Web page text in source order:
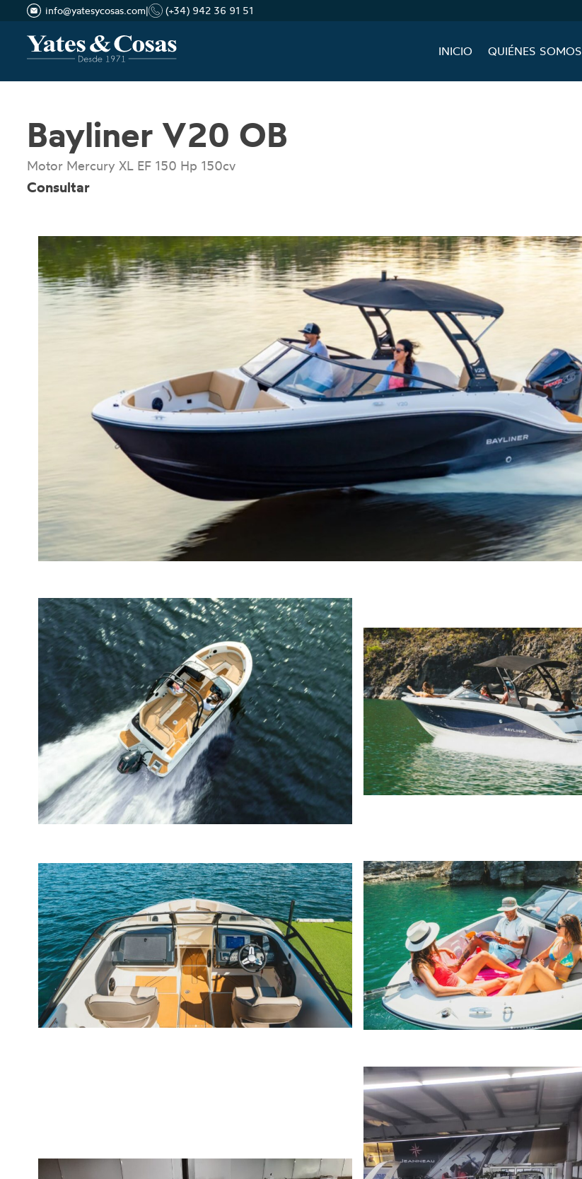
contenido
info@yatesycosas.com| (+34) 942 36 91 51
INICIO QUIÉNES SOMOS
Bayliner V20 OB
Motor Mercury XL EF 150 Hp 150cv
Consultar